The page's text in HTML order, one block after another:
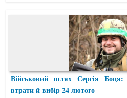
Військовий шлях Сергія
втрати й вибір 24 лютого